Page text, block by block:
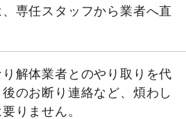
専任スタッフから業者へ直
解体業者とのやり取りを代
のお断り連絡など、煩わし
りません。